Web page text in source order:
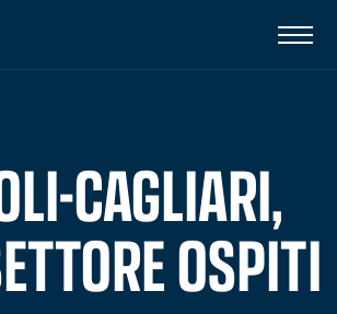
CAGLIARI,
OSPITI